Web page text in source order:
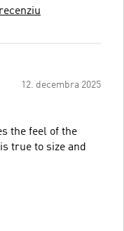
12. decembra 2025
the feel of the
true to size and